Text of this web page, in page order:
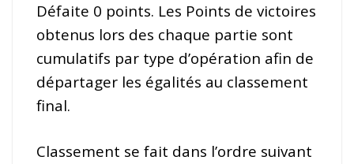
Défaite 0 points. Les Points de victoires
obtenus lors des chaque partie sont
cumulatifs par type d’opération afin de
départager les égalités au classement
final.
Classement se fait dans l’ordre suivant